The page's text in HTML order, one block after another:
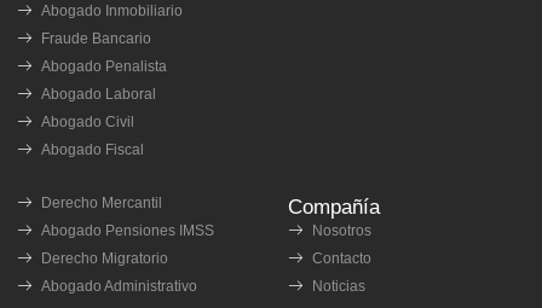
Abogado Inmobiliario
Fraude Bancario
Abogado Penalista
Abogado Laboral
Abogado Civil
Abogado Fiscal
Derecho Mercantil
Abogado Pensiones IMSS
Derecho Migratorio
Abogado Administrativo
Compañía
Nosotros
Contacto
Noticias